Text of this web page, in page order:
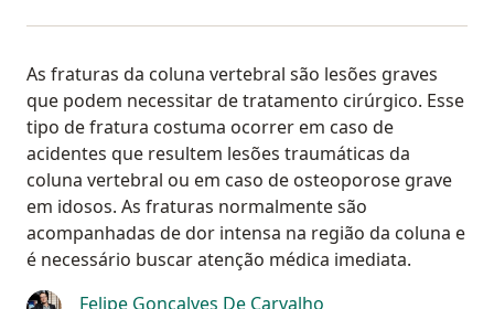
As fraturas da coluna vertebral são lesões graves
que podem necessitar de tratamento cirúrgico. Esse
tipo de fratura costuma ocorrer em caso de
acidentes que resultem lesões traumáticas da
coluna vertebral ou em caso de osteoporose grave
em idosos. As fraturas normalmente são
acompanhadas de dor intensa na região da coluna e
é necessário buscar atenção médica imediata.
Felipe Gonçalves De Carvalho